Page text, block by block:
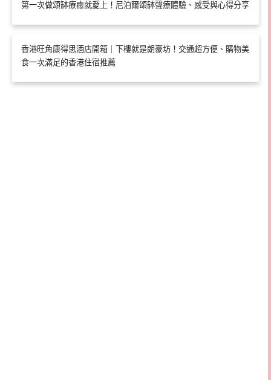
第一次做頌缽療癒就愛上！尼泊爾頌缽聲療體驗、感受與心得分享
香港旺角康得思酒店開箱｜下樓就是朗豪坊！交通超方便、購物美
食一次滿足的香港住宿推薦